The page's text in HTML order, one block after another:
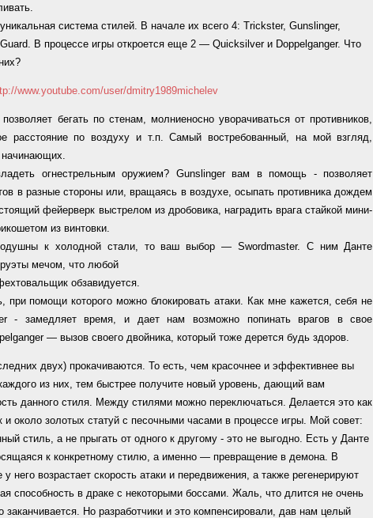
система стилей. В начале их всего 4: Trickster, Gunslinger,
В процессе игры откроется еще 2 — Quicksilver и Doppelganger. Что
бегать по стенам, молниеносно уворачиваться от противников,
расстояние по воздуху и т.п. Самый востребованный, на мой взгляд,
огнестрельным оружием? Gunslinger вам в помощь - позволяет
в разные стороны или, вращаясь в воздухе, осыпать противника дождем
фейерверк выстрелом из дробовика, наградить врага стайкой мини-
из винтовки.
к холодной стали, то ваш выбор — Swordmaster. С ним Данте
мечом, что любой
обзавидуется.
при помощи которого можно блокировать атаки. Как мне кажется, себя не
- замедляет время, и дает нам возможно попинать врагов в свое
— вызов своего двойника, который тоже дерется будь здоров.
двух) прокачиваются. То есть, чем красочнее и эффективнее вы
из них, тем быстрее получите новый уровень, дающий вам
данного стиля. Между стилями можно переключаться. Делается это как
около золотых статуй с песочными часами в процессе игры. Мой совет:
стиль, а не прыгать от одного к другому - это не выгодно. Есть у Данте
к конкретному стилю, а именно — превращение в демона. В
него возрастает скорость атаки и передвижения, а также регенерируют
способность в драке с некоторыми боссами. Жаль, что длится не очень
Но разработчики и это компенсировали, дав нам целый